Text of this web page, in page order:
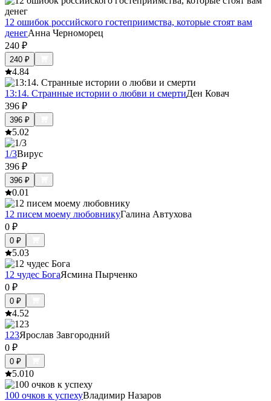
12 ошибок российского гостеприимства, которые стоят вам
денегАнна Черноморец
240 ₽
240 ₽
4.84
13:14. Странные истории о любви и смертиДен Ковач
396 ₽
396 ₽
5.02
1/3Вирус
396 ₽
396 ₽
0.01
12 писем моему любовникуГалина Автухова
0 ₽
0 ₽
5.03
12 чудес БогаЯсмина Пырченко
0 ₽
0 ₽
4.52
123Ярослав Завгородний
0 ₽
0 ₽
5.010
100 очков к успехуВладимир Назаров